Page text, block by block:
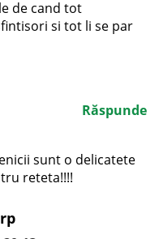
de cand tot
si tot li se par
sunt o delicatete
reteta!!!!
Răspunde